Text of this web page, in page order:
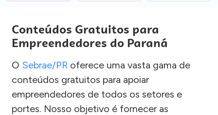
Conteúdos Gratuitos para
Empreendedores do Paraná
O Sebrae/PR oferece uma vasta gama de
conteúdos gratuitos para apoiar
empreendedores de todos os setores e
portes. Nosso objetivo é fornecer as